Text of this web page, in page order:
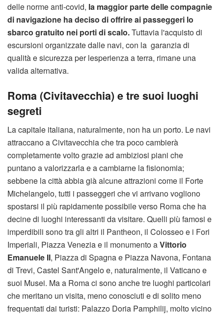
delle norme anti-covid, la maggior parte delle compagnie
di navigazione ha deciso di offrire ai passeggeri lo
sbarco gratuito nei porti di scalo.Tuttavia l'acquisto di
escursioni organizzate dalle navi, con la garanzia di
qualità e sicurezza per lesperienza a terra, rimane una
valida alternativa.
Roma (Civitavecchia) e tre suoi luoghi
segreti
La capitale italiana, naturalmente, non ha un porto. Le navi
attraccano a Civitavecchia che tra poco cambierà
completamente volto grazie ad ambiziosi piani che
puntano a valorizzarla e a cambiarne la fisionomia;
sebbene la città abbia già alcune attrazioni come il Forte
Michelangelo, tutti i passeggeri che vi arrivano vogliono
spostarsi il più rapidamente possibile verso Roma che ha
decine di luoghi interessanti da visitare. Quelli più famosi e
imperdibili sono tra gli altri il Pantheon, il Colosseo e i Fori
Imperiali, Piazza Venezia e il monumento aVittorio
Emanuele II, Piazza di Spagna e Piazza Navona, Fontana
di Trevi, Castel Sant'Angelo e, naturalmente, il Vaticano e
suoi Musei. Ma a Roma ci sono anche tre luoghi particolari
che meritano un visita, meno conosciuti e di solito meno
frequentati dai turisti: Palazzo Doria Pamphilij, molto vicino